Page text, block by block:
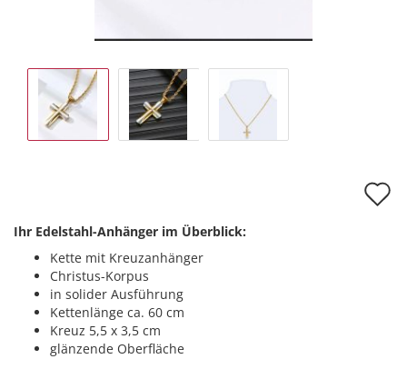
Ihr Edelstahl-Anhänger im Überblick:
Kette mit Kreuzanhänger
Christus-Korpus
in solider Ausführung
Kettenlänge ca. 60 cm
Kreuz 5,5 x 3,5 cm
glänzende Oberfläche